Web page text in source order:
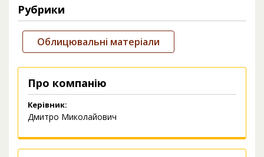
Рубрики
Облицювальні матеріали
Про компанію
Керівник:
Дмитро Миколайович